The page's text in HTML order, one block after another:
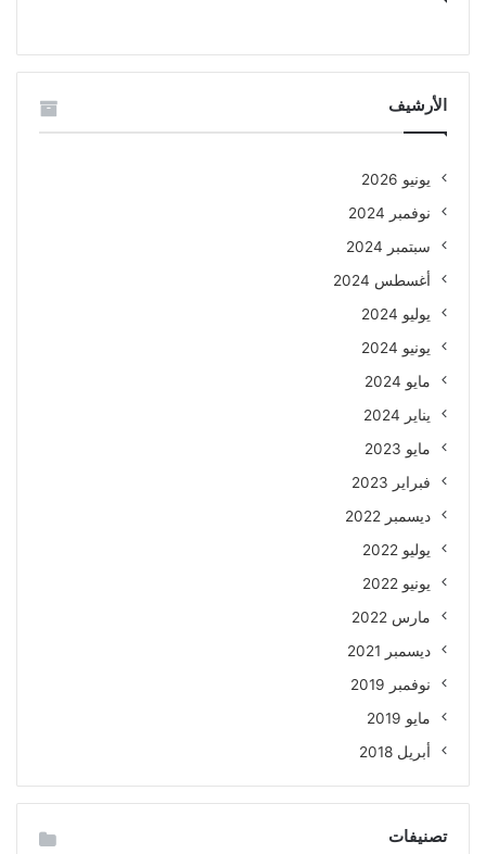
الأرشيف
يونيو 2026
نوفمبر 2024
سبتمبر 2024
أغسطس 2024
يوليو 2024
يونيو 2024
مايو 2024
يناير 2024
مايو 2023
فبراير 2023
ديسمبر 2022
يوليو 2022
يونيو 2022
مارس 2022
ديسمبر 2021
نوفمبر 2019
مايو 2019
أبريل 2018
تصنيفات